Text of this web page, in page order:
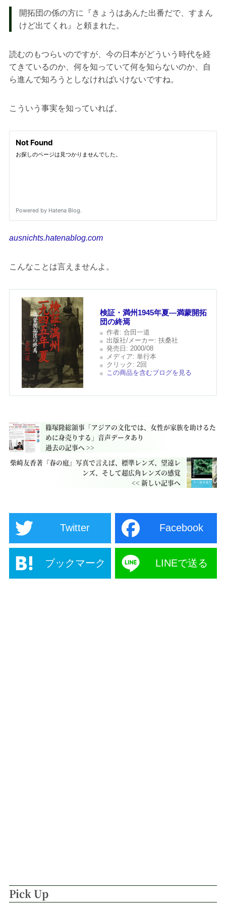
開拓団の係の方に『きょうはあんた出番だで、すまん
けど出てくれ』と頼まれた。
読むのもつらいのですが、今の日本がどういう時代を経
てきているのか、何を知っていて何を知らないのか、自
ら進んで知ろうとしなければいけないですね。
こういう事実を知っていれば、
ausnichts.hatenablog.com
こんなことは言えませんよ。
検証・満州1945年夏―満蒙開拓
団の終焉
作者: 合田一道
出版社/メーカー: 扶桑社
発売日: 2000/08
メディア: 単行本
クリック : 2回
この商品を含むブログを見る
篠塚隆総領事「アジアの文化では、女性が家族を助けるた
めに身売りする」音声データあり
柴崎友香著『春の庭』写真で言えば、標準レンズ、望遠レ
ンズ、そして超広角レンズの感覚
Twitter Facebook
ブックマーク LINEで送る
Pick Up